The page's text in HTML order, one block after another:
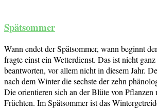
Spätsommer
Wann endet der Spätsommer, wann beginnt
fragte einst ein Wetterdienst. Das ist nicht
beantworten, vor allem nicht in diesem Jahr.
nach dem Winter die sechste der zehn
Die orientieren sich an der Blüte von Pflanzen
Früchten. Im Spätsommer ist das